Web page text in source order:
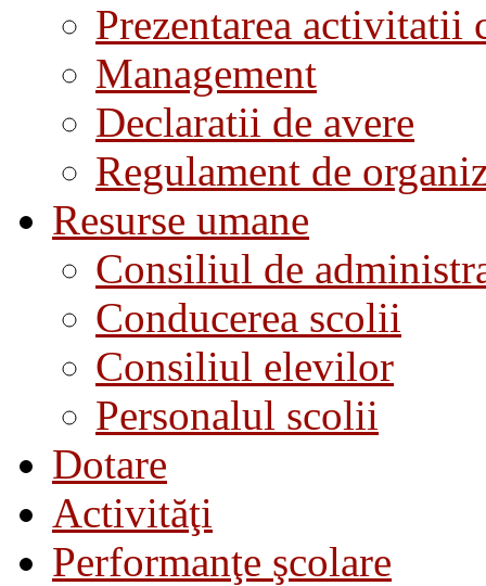
Prezentarea activitatii
Management
Declaratii de avere
Regulament de
Resurse umane
Consiliul de
Conducerea scolii
Consiliul elevilor
Personalul scolii
Dotare
Activităţi
Performanţe şcolare